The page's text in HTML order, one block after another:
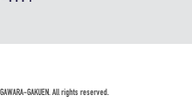
GAKUEN. All rights reserved.